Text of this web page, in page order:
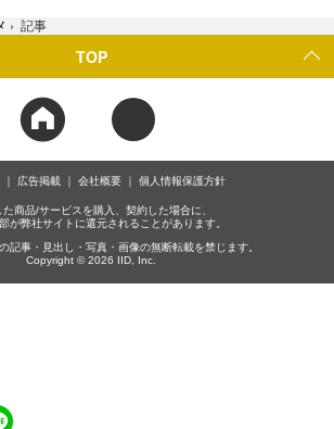
› 記事
TOP
広告掲載 会社概要 個人情報保護方針
た商品/サービスを購入、契約した場合に、
が弊社サイトに還元されることがあります。
記事・見出し・写真・画像の無断転載を禁じます。
Copyright © 2026 IID, Inc.